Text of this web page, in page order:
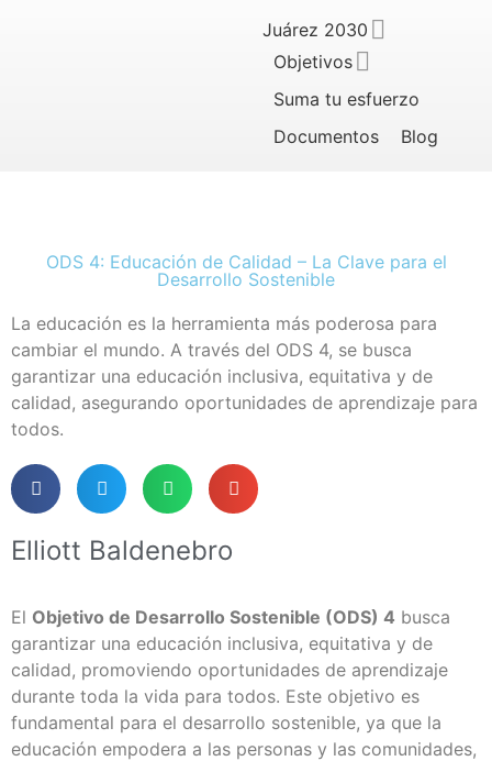
Juárez 2030
Objetivos
Suma tu esfuerzo
Documentos
Blog
ODS 4: Educación de Calidad – La Clave para el
Desarrollo Sostenible
La educación es la herramienta más poderosa para
cambiar el mundo. A través del ODS 4, se busca
garantizar una educación inclusiva, equitativa y de
calidad, asegurando oportunidades de aprendizaje para
todos.
Elliott Baldenebro
El Objetivo de Desarrollo Sostenible (ODS) 4 busca
garantizar una educación inclusiva, equitativa y de
calidad, promoviendo oportunidades de aprendizaje
durante toda la vida para todos. Este objetivo es
fundamental para el desarrollo sostenible, ya que la
educación empodera a las personas y las comunidades,